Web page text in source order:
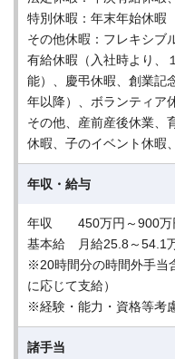
特別休暇：年末年始休暇
その他休暇：フレキシブ
有給休暇（入社時より、
能）、慶弔休暇、創業記
年以降）、ボランティア
その他、産前産後休業、
休暇、子のイベント休暇
年収・給与
年収 450万円～900
基本給 月給25.8～54.1
※20時間分の時間外手当
に応じて支給）
※経験・能力・資格等考
諸手当